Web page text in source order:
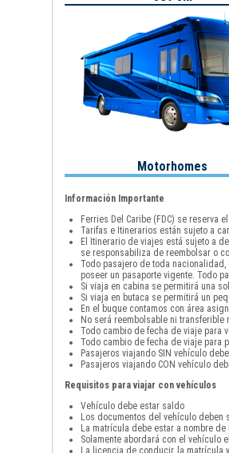
Motorhomes
Información Importante
Ferries Del Caribe (FDC) se
Tarifas e Itinerarios están sujeto a
El Itinerario de viajes está sujeto a
se responsabiliza de reembolsar o
Todo pasajero de toda
poseer un pasaporte vigente. Todo
Si viaja en cabina se permitirá una
Si viaja en butaca se permitirá un
En el buque contamos con área
No será reembolsable ni
Todo cambio de fecha de viaje para
Todo cambio de fecha de viaje para
Pasajeros viajando SIN vehículo
Pasajeros viajando CON vehículo
Requisitos para viajar con vehículos
Vehículo debe estar saldo
Los documentos del vehículo deben
La matrícula debe estar a nombre
Solamente abordará con el vehículo
La licencia de conducir, la matrícula